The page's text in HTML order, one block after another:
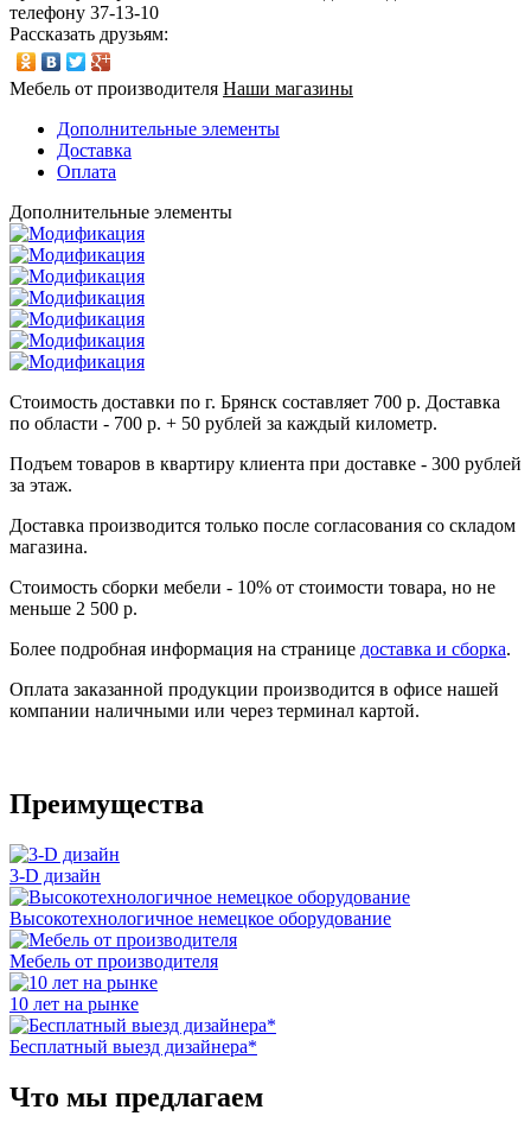
телефону 37-13-10
Рассказать друзьям:
Мебель от производителя Наши магазины
Дополнительные элементы
Доставка
Оплата
Дополнительные элементы
Стоимость доставки по г. Брянск составляет 700 р. Доставка
по области - 700 р. + 50 рублей за каждый километр.
Подъем товаров в квартиру клиента при доставке - 300 рублей
за этаж.
Доставка производится только после согласования со складом
магазина.
Стоимость сборки мебели - 10% от стоимости товара, но не
меньше 2 500 р.
Более подробная информация на странице доставка и сборка.
Оплата заказанной продукции производится в офисе нашей
компании наличными или через терминал картой.
Преимущества
3-D дизайн
Высокотехнологичное немецкое оборудование
Мебель от производителя
10 лет на рынке
Бесплатный выезд дизайнера*
Что мы предлагаем